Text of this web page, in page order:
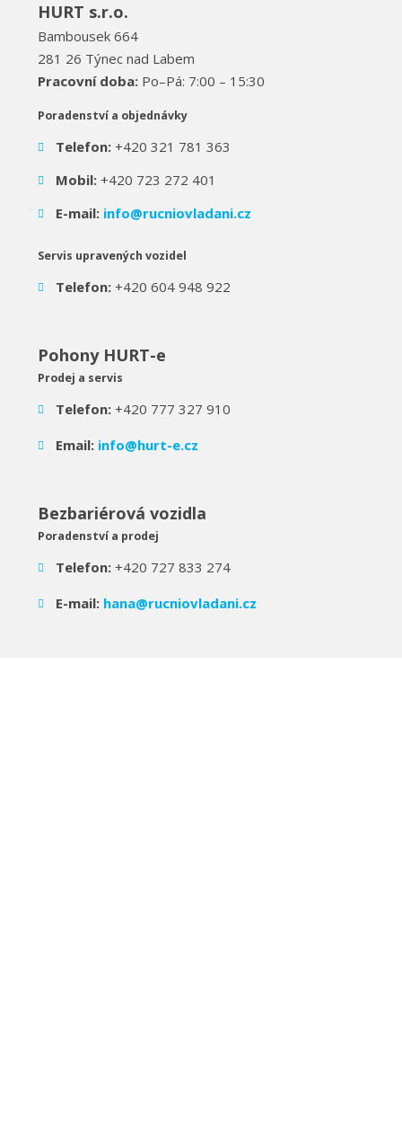
HURT s.r.o.
Bambousek 664
281 26 Týnec nad Labem
Pracovní doba: Po–Pá: 7:00 – 15:30
Poradenství a objednávky
Telefon:+420 321 781 363
Mobil:+420 723 272 401
E-mail: info@rucniovladani.cz
Servis upravených vozidel
Telefon:+420 604 948 922
Pohony HURT-e
Prodej a servis
Telefon:+420 777 327 910
Email: info@hurt-e.cz
Bezbariérová vozidla
Poradenství a prodej
Telefon:+420 727 833 274
E-mail: hana@rucniovladani.cz